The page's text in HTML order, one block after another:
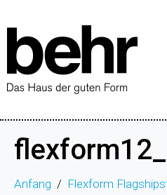
Anfang
Flexform